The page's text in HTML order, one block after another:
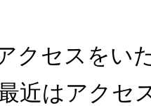
クセスをい
近はアクセ